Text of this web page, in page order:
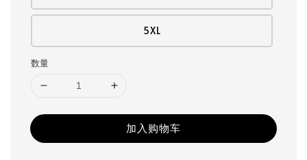
5XL
数量
加入购物车